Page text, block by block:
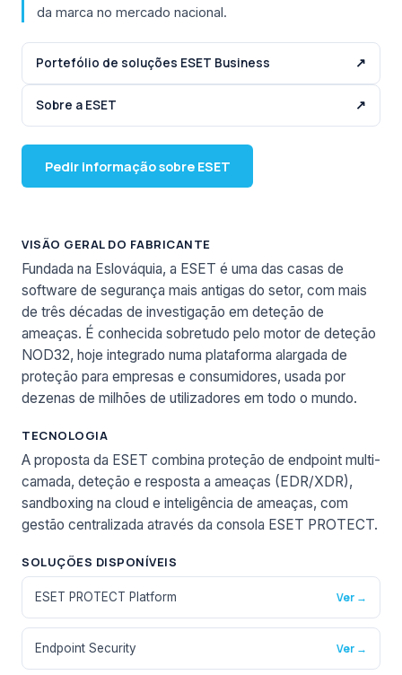
da marca no mercado nacional.
Portefólio de soluções ESET Business ↗
Sobre a ESET ↗
Pedir informação sobre ESET
VISÃO GERAL DO FABRICANTE
Fundada na Eslováquia, a ESET é uma das casas de
software de segurança mais antigas do setor, com mais
de três décadas de investigação em deteção de
ameaças. É conhecida sobretudo pelo motor de deteção
NOD32, hoje integrado numa plataforma alargada de
proteção para empresas e consumidores, usada por
dezenas de milhões de utilizadores em todo o mundo.
TECNOLOGIA
A proposta da ESET combina proteção de endpoint multi-
camada, deteção e resposta a ameaças (EDR/XDR),
sandboxing na cloud e inteligência de ameaças, com
gestão centralizada através da consola ESET PROTECT.
SOLUÇÕES DISPONÍVEIS
ESET PROTECT Platform Ver →
Endpoint Security Ver →